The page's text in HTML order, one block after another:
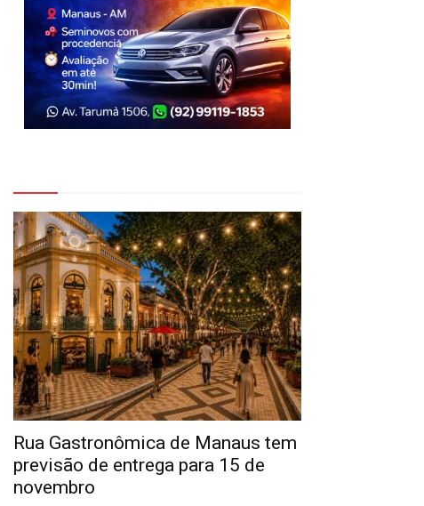
Rua Gastronômica de Manaus tem
previsão de entrega para 15 de
novembro